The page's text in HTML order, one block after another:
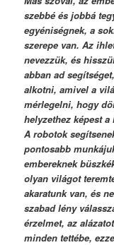
szebbé és jobbá
egyéniségnek, a
szerepe van. Az
nevezzük, és
abban ad
alkotni, amivel a
mérlegelni, hogy
helyzethez képest
A robotok
pontosabb
embereknek
olyan világot
akaratunk van, és
szabad lény
érzelmet, az
minden tettébe,